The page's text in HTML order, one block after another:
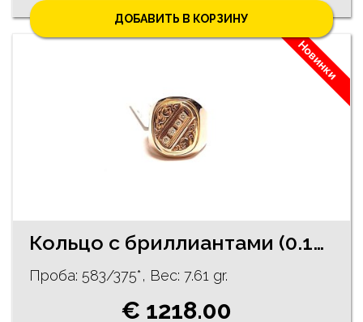
ДОБАВИТЬ В КОРЗИНУ
Новинки
Кольцо с бриллиантами (0.13 ct.) 1470-5463
Проба: 583/375*, Bес: 7.61 gr.
€ 1218.00